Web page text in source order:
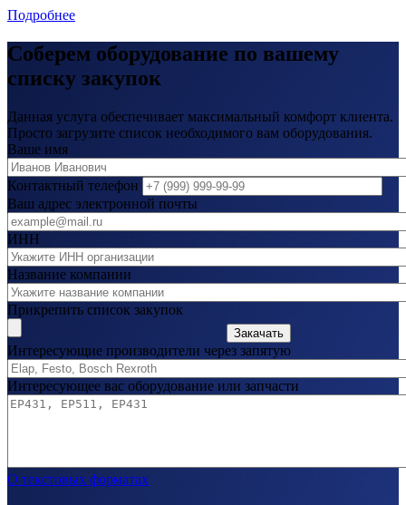
Подробнее
Соберем оборудование по вашему
списку закупок
Данная услуга обеспечивает максимальный комфорт клиента.
Просто загрузите список необходимого вам оборудования.
Ваше имя
Контактный телефон
Ваш адрес электронной почты
ИНН
Название компании
Прикрепить список закупок
Закачать
Интересующие производители через запятую
Интересующее вас оборудование или запчасти
О текстовых форматах